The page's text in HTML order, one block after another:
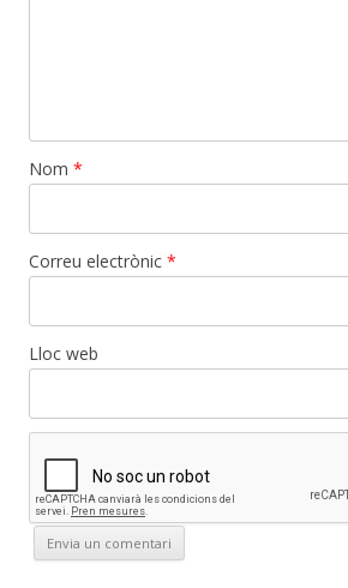
Nom *
Correu electrònic *
Lloc web